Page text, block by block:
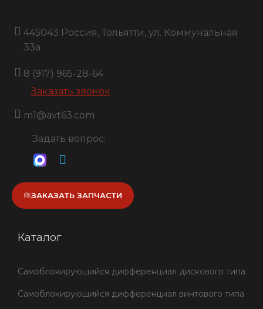
445043 Россия, Тольятти, ул. Коммунальная
33a
8 (917) 965-28-64
Заказать звонок
m1@avt63.com
Задать вопрос:
ЗАКАЗАТЬ ЗАПЧАСТИ
Каталог
Самоблокирующийся дифференциал дискового типа
Самоблокирующийся дифференциал винтового типа